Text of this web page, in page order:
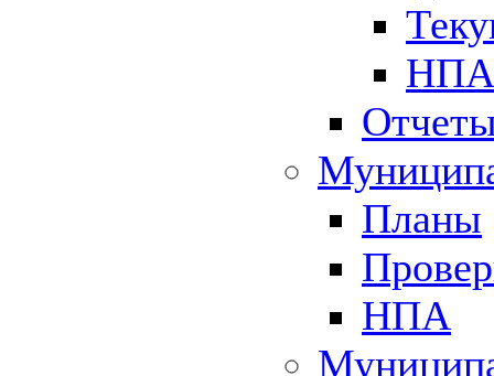
НПА
Планы
НПА